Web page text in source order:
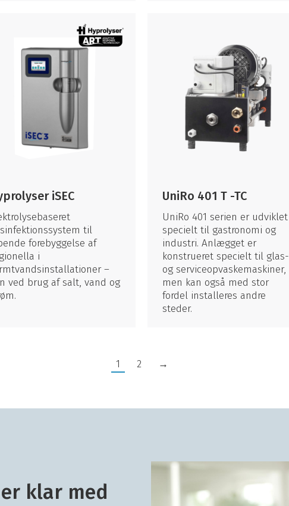
iSEC
til
forebyggelse af
i
–
ved brug af salt, vand og
UniRo 401 T -TC
UniRo 401 serien er udviklet
specielt til gastronomi og
industri. Anlægget er
konstrueret specielt til glas-
og serviceopvaskemaskiner,
men kan også med stor
fordel installeres andre
steder.
1 2 →
klar med